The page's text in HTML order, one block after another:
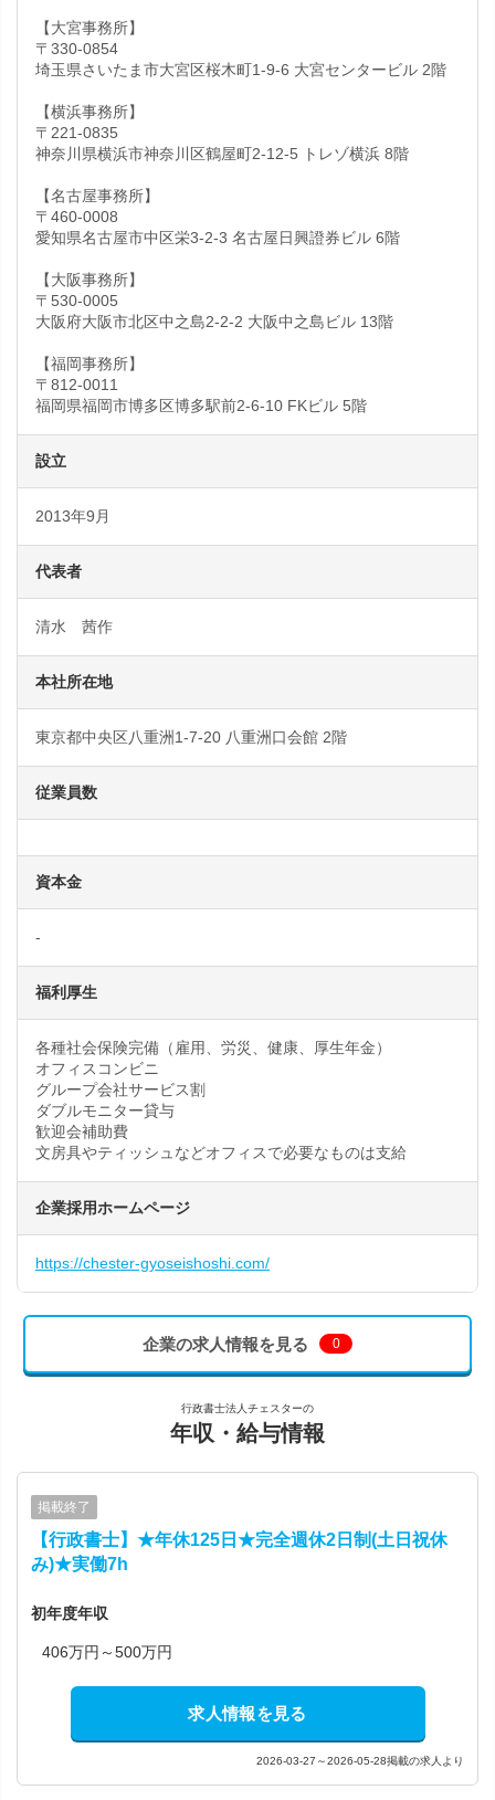
【大宮事務所】
〒330-0854
埼玉県さいたま市大宮区桜木町1-9-6 大宮センタービル 2階
【横浜事務所】
〒221-0835
神奈川県横浜市神奈川区鶴屋町2-12-5 トレゾ横浜 8階
【名古屋事務所】
〒460-0008
愛知県名古屋市中区栄3-2-3 名古屋日興證券ビル 6階
【大阪事務所】
〒530-0005
大阪府大阪市北区中之島2-2-2 大阪中之島ビル 13階
【福岡事務所】
〒812-0011
福岡県福岡市博多区博多駅前2-6-10 FKビル 5階
設立
2013年9月
代表者
清水 茜作
本社所在地
東京都中央区八重洲1-7-20 八重洲口会館 2階
従業員数
資本金
-
福利厚生
各種社会保険完備（雇用、労災、健康、厚生年金）
オフィスコンビニ
グループ会社サービス割
ダブルモニター貸与
歓迎会補助費
文房具やティッシュなどオフィスで必要なものは支給
企業採用ホームページ
https://chester-gyoseishoshi.com/
企業の求人情報を見る 0
行政書士法人チェスターの
年収・給与情報
掲載終了
【行政書士】★年休125日★完全週休2日制(土日祝休
み)★実働7h
初年度年収
406万円～500万円
求人情報を見る
2026-03-27～2026-05-28掲載の求人より